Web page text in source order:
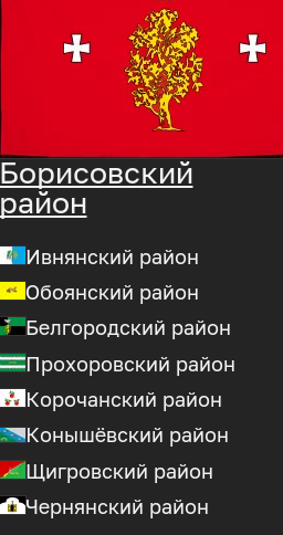
Борисовский
район
Ивнянский район
Обоянский район
Белгородский район
Прохоровский район
Корочанский район
Конышёвский район
Щигровский район
Чернянский район